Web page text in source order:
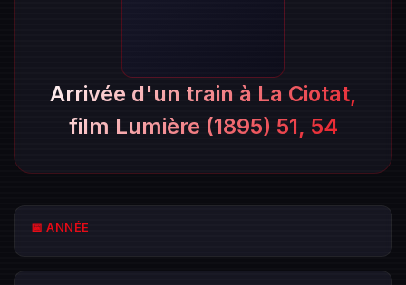
Arrivée d'un train à La Ciotat,
film Lumière (1895) 51, 54
📅 ANNÉE